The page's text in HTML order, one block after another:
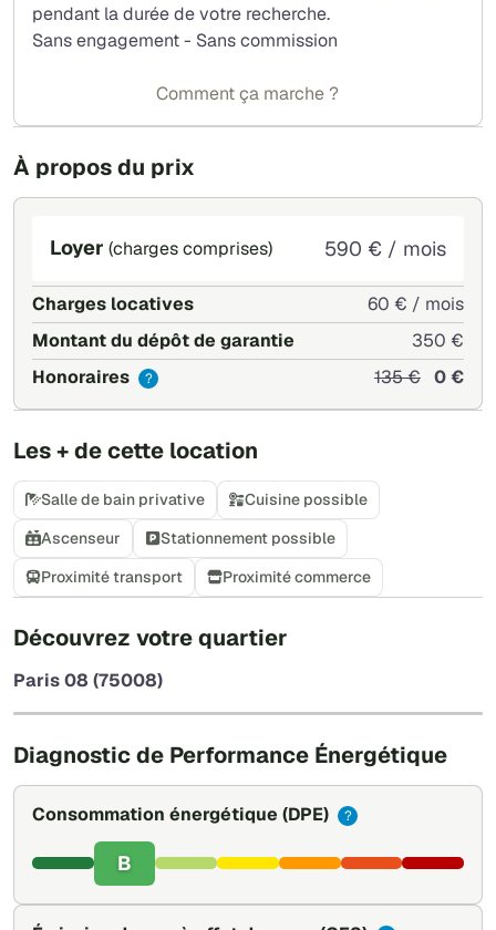
À propos du prix
Loyer (charges comprises) 590 € / mois
Charges locatives
60 € / mois
Montant du dépôt de garantie
350 €
Honoraires
? 135 € 0 €
Les + de cette location
Salle de bain privative
Cuisine possible
Ascenseur
Stationnement possible
Proximité transport
Proximité commerce
Découvrez votre quartier
Paris 08 (75008)
Diagnostic de Performance Énergétique
Consommation énergétique (DPE) ?
B
pendant la durée de votre recherche.
Sans engagement - Sans commission
Comment ça marche ?